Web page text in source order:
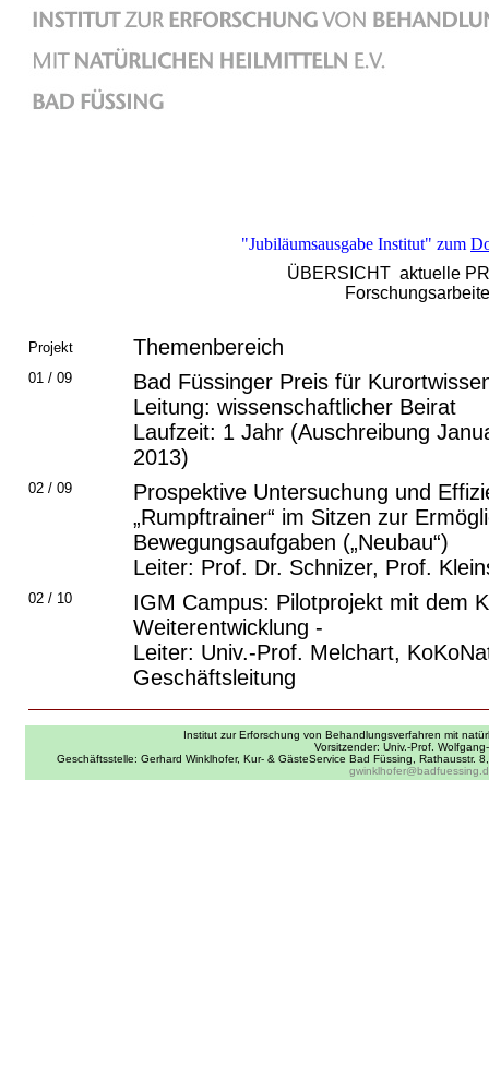
"Jubiläumsausgabe Institut" zum
ÜBERSICHT aktuelle
Projekt Themenbereich
01 / 09
Bad Füssinger Preis für
Leitung: wissenschaftlicher Beirat
Laufzeit: 1 Jahr (Auschreibung
2013)
02 / 09
Prospektive Untersuchung und
„Rumpftrainer“ im Sitzen zur
Bewegungsaufgaben („Neubau“)
Leiter: Prof. Dr. Schnizer, Prof.
02 / 10
IGM Campus: Pilotprojekt mit dem
Weiterentwicklung -
Leiter: Univ.-Prof. Melchart,
Geschäftsleitung
Institut zur Erforschung von Behandlungsverfahren mit
Vorsitzender: Univ.-Prof.
Geschäftsstelle: Gerhard Winklhofer, Kur- & GästeService Bad Füssing, Rathausstr.